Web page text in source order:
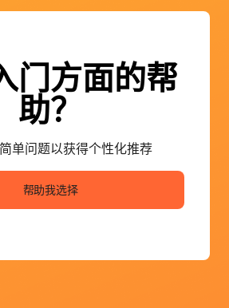
门方面的帮
助？
单问题以获得个性化推荐
帮助我选择